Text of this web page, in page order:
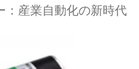
：産業自動化の新時代